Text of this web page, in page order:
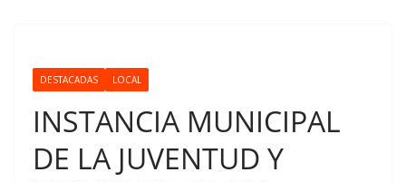
DESTACADAS LOCAL
INSTANCIA MUNICIPAL
DE LA JUVENTUD Y